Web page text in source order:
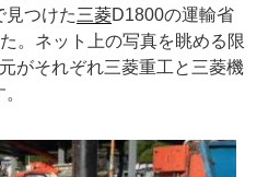
見つけた三菱D1800の運輸省
。ネット上の写真を眺める限
がそれぞれ三菱重工と三菱機